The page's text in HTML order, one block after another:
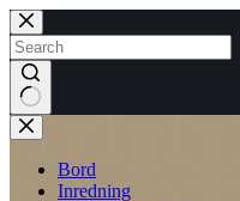
Skip
to
content
No
results
Bord
Inredning